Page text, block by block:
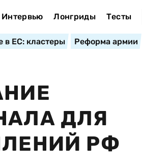
Интервью Лонгриды Тесты
в ЕС: кластеры Реформа армии
ДЛЯ
РФ